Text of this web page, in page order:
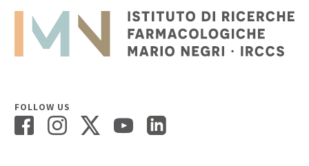
FOLLOW US